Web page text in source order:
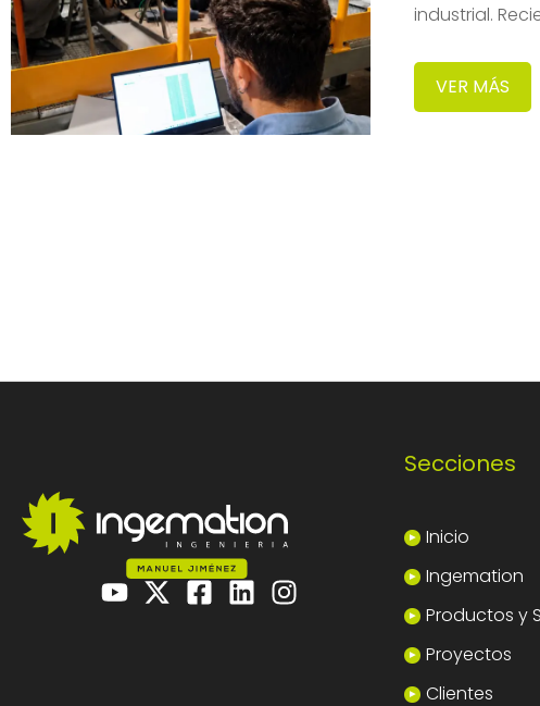
industrial.
VER MÁS
Secciones
Inicio
Ingemation
Productos y
Proyectos
Clientes